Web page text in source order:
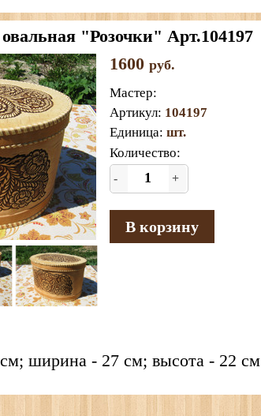
"Розочки" Арт.104197
1600 руб.
Мастер:
Артикул: 104197
Единица: шт.
Количество:
- +
В корзину
ширина - 27 см; высота - 22 см